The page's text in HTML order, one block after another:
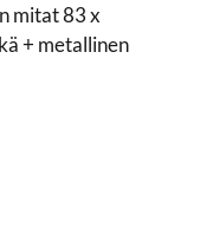
mitat 83 x
+ metallinen